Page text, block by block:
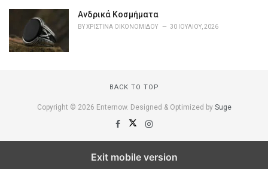
Ανδρικά Κοσμήματα
BYΧΡΙΣΤΊΝΑ ΟΙΚΟΝΟΜΊΔΟΥ 30 ΙΟΥΛΊΟΥ, 2026
BACK TO TOP
Copyright © 2026 Enternow. Designed & Optimized by Suge
Exit mobile version